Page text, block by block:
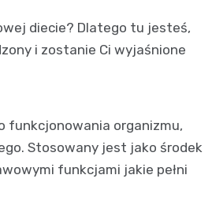
diecie? Dlatego tu jesteś,
i zostanie Ci wyjaśnione
funkcjonowania organizmu,
Stosowany jest jako środek
funkcjami jakie pełni